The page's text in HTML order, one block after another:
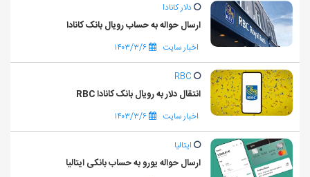
دلار کانادا
ارسال حواله به حساب رویال بانک کانادا
اخبار سایت ۱۴۰۳/۳/۶
RBC
انتقال دلار به رویال بانک کانادا RBC
اخبار سایت ۱۴۰۳/۳/۶
ایتالیا
ارسال حواله یورو به حساب بانکی ایتالیا